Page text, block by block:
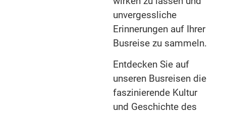
unvergessliche
Erinnerungen auf Ihrer
Busreise zu sammeln.
Entdecken Sie auf
unseren Busreisen die
faszinierende Kultur
und Geschichte des